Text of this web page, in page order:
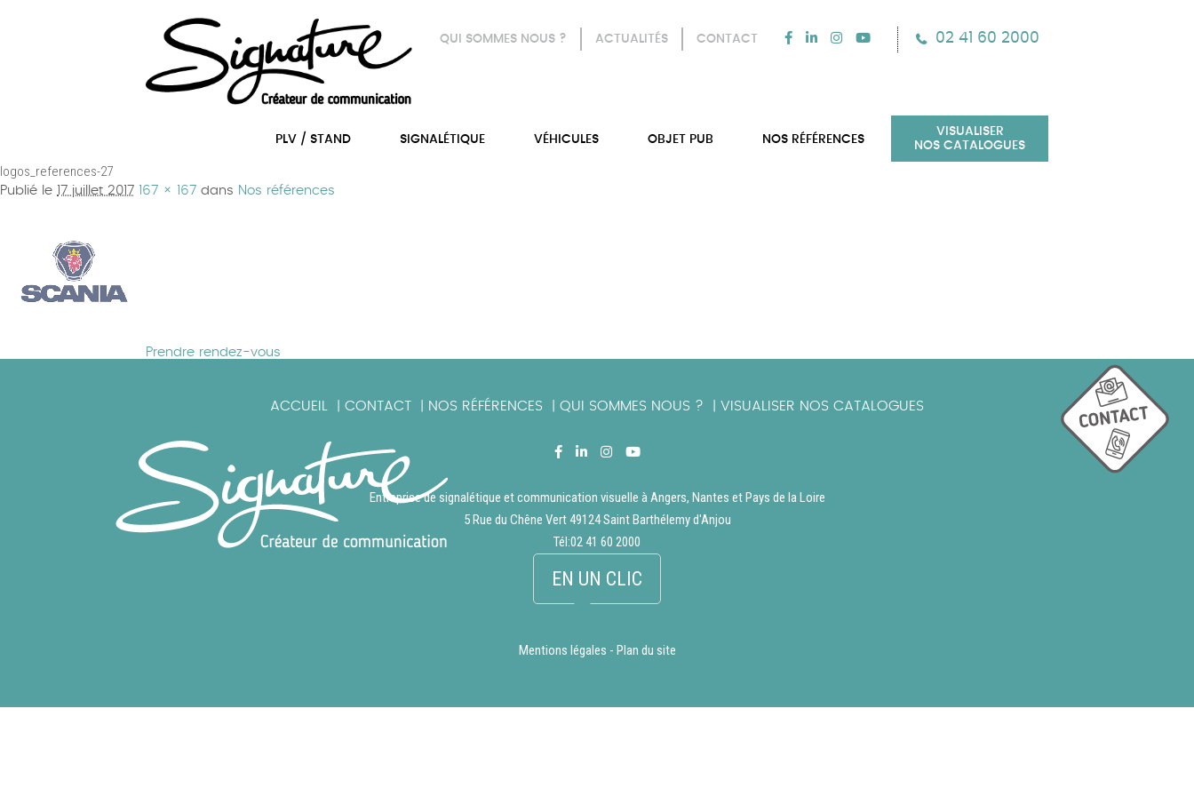
QUI SOMMES NOUS ? ACTUALITÉS CONTACT 02 41 60 2000
PLV / STAND SIGNALÉTIQUE VÉHICULES OBJET PUB NOS RÉFÉRENCES
VISUALISER
NOS CATALOGUES
logos_references-27
Publié le 17 juillet 2017 167 × 167 dans Nos références
Prendre rendez-vous
ACCUEIL CONTACT NOS RÉFÉRENCES QUI SOMMES NOUS ? VISUALISER NOS CATALOGUES
Entreprise de signalétique et communication visuelle à Angers, Nantes et Pays de la Loire
5 Rue du Chêne Vert 49124 Saint Barthélemy d'Anjou
Tél:02 41 60 2000
EN UN CLIC
Mentions légales - Plan du site